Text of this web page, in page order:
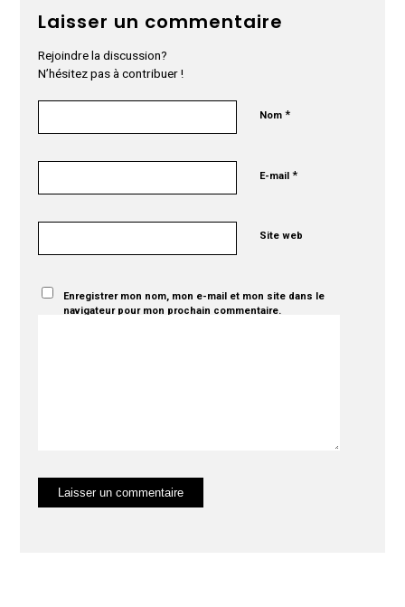
Laisser un commentaire
Rejoindre la discussion?
N’hésitez pas à contribuer !
Nom*
E-mail*
Site web
Enregistrer mon nom, mon e-mail et mon site dans le
navigateur pour mon prochain commentaire.